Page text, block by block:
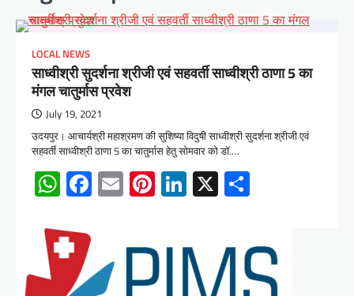
LOCAL NEWS
साध्वीश्री सुदर्शना श्रीजी एवं सहवर्ती साध्वीश्री ठाणा 5 का
मंगल चातुर्मास प्रवेश
July 19, 2021
उदयपुर। आचार्यश्री महाश्रमण की सुशिष्या विदुषी साध्वीश्री सुदर्शना श्रीजी एवं
सहवर्ती साध्वीश्री ठाणा 5 का चातुर्मास हेतु सोमवार को डॉ.…
WhatsApp
Facebook
EmailPinterest
LinkedIn
X